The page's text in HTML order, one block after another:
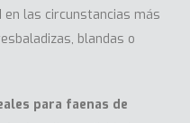
en las circunstancias más
blandas o
para faenas de